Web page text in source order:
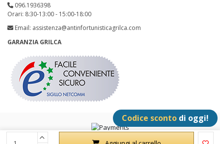
096.1936398
Orari: 8:30-13:00 - 15:00-18:00
Email: assistenza@antinfortunisticagrilca.com
GARANZIA GRILCA
Codice sconto di oggi!